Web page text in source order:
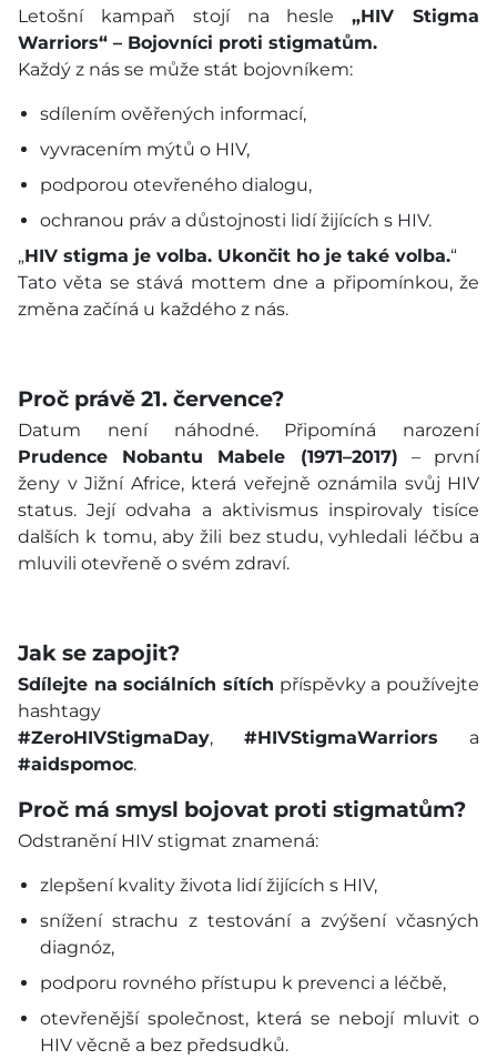
Letošní kampaň stojí na hesle„HIV Stigma
Warriors“ – Bojovníci proti stigmatům.
Každý z nás se může stát bojovníkem:
sdílením ověřených informací,
vyvracením mýtů o HIV,
podporou otevřeného dialogu,
ochranou práv a důstojnosti lidí žijících s HIV.
„HIV stigma je volba. Ukončit ho je také volba.“
Tato věta se stává mottem dne a připomínkou, že
změna začíná u každého z nás.
Proč právě 21. července?
Datum není náhodné. Připomíná narození
Prudence Nobantu Mabele (1971–2017) – první
ženy v Jižní Africe, která veřejně oznámila svůj HIV
status. Její odvaha a aktivismus inspirovaly tisíce
dalších k tomu, aby žili bez studu, vyhledali léčbu a
mluvili otevřeně o svém zdraví.
Jak se zapojit?
Sdílejte na sociálních sítích příspěvky a používejte
hashtagy
#ZeroHIVStigmaDay, #HIVStigmaWarriors a
#aidspomoc.
Proč má smysl bojovat proti stigmatům?
Odstranění HIV stigmat znamená:
zlepšení kvality života lidí žijících s HIV,
snížení strachu z testování a zvýšení včasných
diagnóz,
podporu rovného přístupu k prevenci a léčbě,
otevřenější společnost, která se nebojí mluvit o
HIV věcně a bez předsudků.